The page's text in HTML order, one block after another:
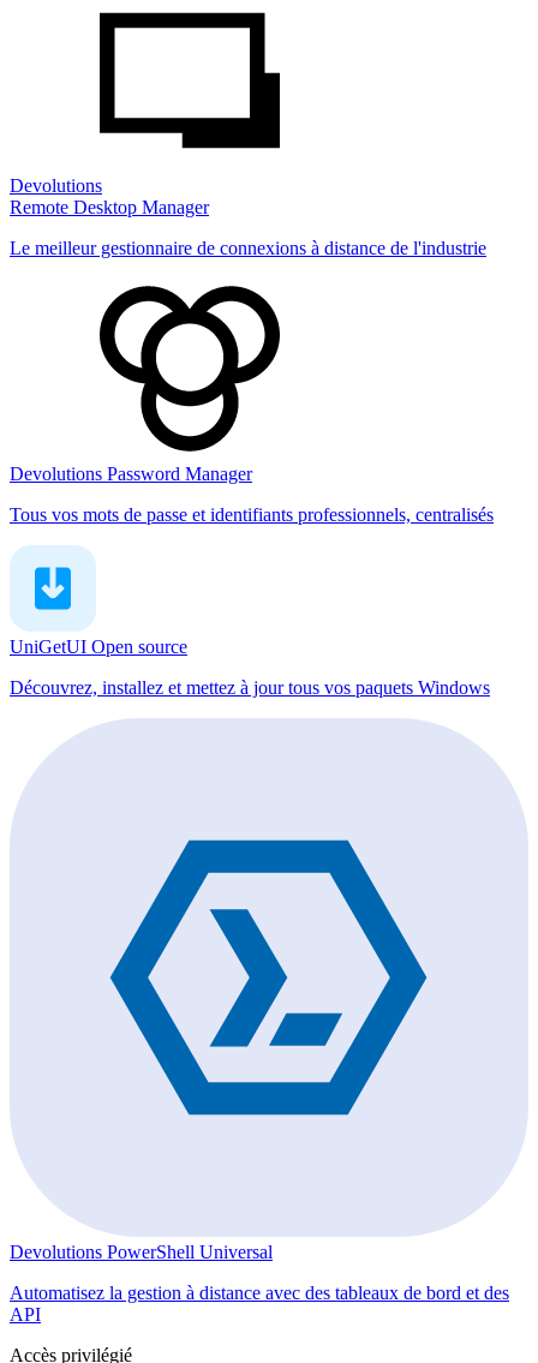
Devolutions
Remote Desktop Manager
Le meilleur gestionnaire de connexions à distance de l'industrie
Devolutions Password Manager
Tous vos mots de passe et identifiants professionnels, centralisés
UniGetUI Open source
Découvrez, installez et mettez à jour tous vos paquets Windows
Devolutions PowerShell Universal
Automatisez la gestion à distance avec des tableaux de bord et des
API
Accès privilégié